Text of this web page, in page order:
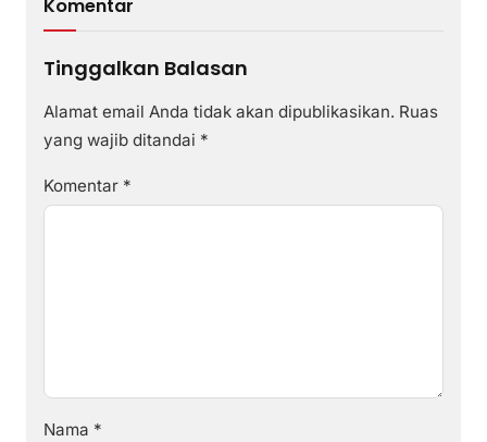
Komentar
Tinggalkan Balasan
Alamat email Anda tidak akan dipublikasikan. Ruas
yang wajib ditandai *
Komentar *
Nama *